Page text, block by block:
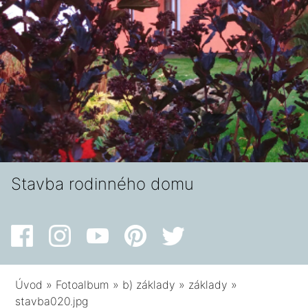
Stavba rodinného domu
Úvod » Fotoalbum » b) základy » základy »
stavba020.jpg